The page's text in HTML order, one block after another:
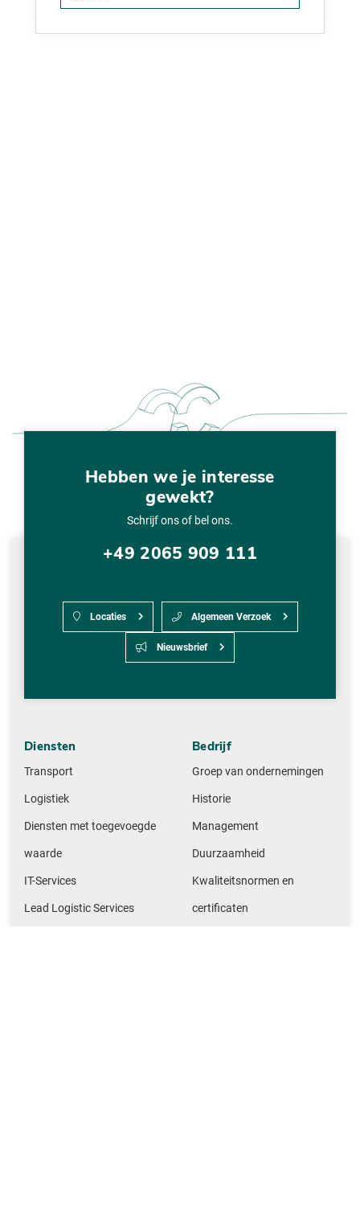
Hebben we je interesse
gewekt?
Schrijf ons of bel ons.
+49 2065 909 111
Locaties Algemeen Verzoek
Nieuwsbrief
Diensten
Transport
Logistiek
Diensten met toegevoegde
waarde
IT-Services
Lead Logistic Services
Bedrijf
Groep van ondernemingen
Historie
Management
Duurzaamheid
Kwaliteitsnormen en
certificaten